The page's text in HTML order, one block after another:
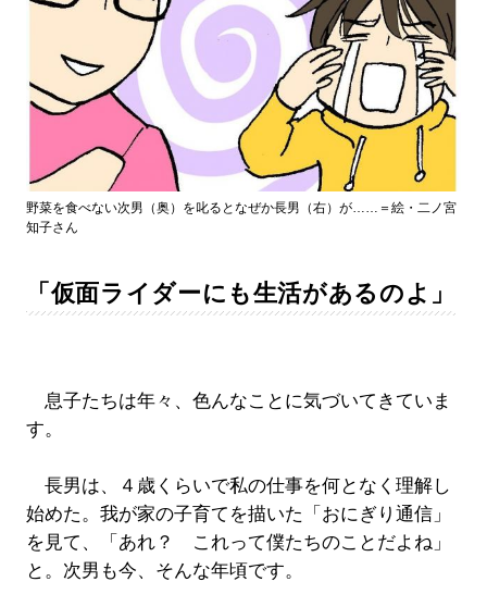
野菜を食べない次男（奥）を叱るとなぜか長男（右）が……＝絵・二ノ宮
知子さん
「仮面ライダーにも生活があるのよ」
息子たちは年々、色んなことに気づいてきていま
す。
長男は、４歳くらいで私の仕事を何となく理解し
始めた。我が家の子育てを描いた「おにぎり通信」
を見て、「あれ？ これって僕たちのことだよね」
と。次男も今、そんな年頃です。